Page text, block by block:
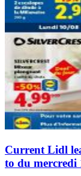
Current Lidl
to du mercredi